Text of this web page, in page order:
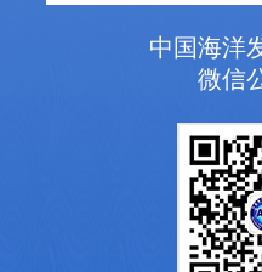
中国海洋
微信